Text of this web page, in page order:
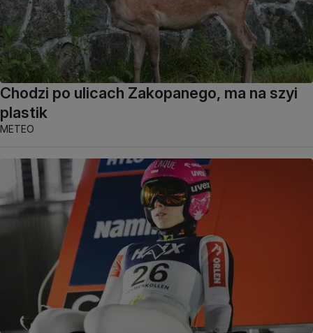
Chodzi po ulicach Zakopanego, ma na szyi
plastik
METEO